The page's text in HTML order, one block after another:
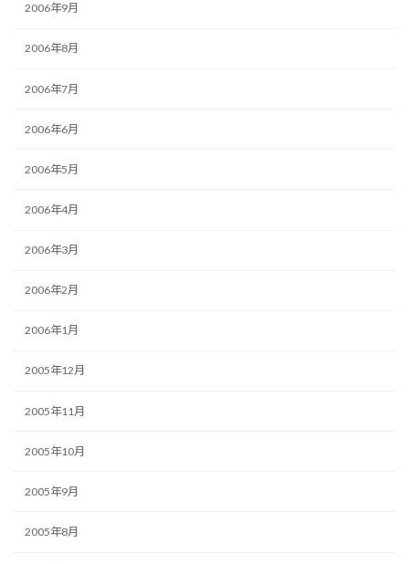
2006年9月
2006年8月
2006年7月
2006年6月
2006年5月
2006年4月
2006年3月
2006年2月
2006年1月
2005年12月
2005年11月
2005年10月
2005年9月
2005年8月